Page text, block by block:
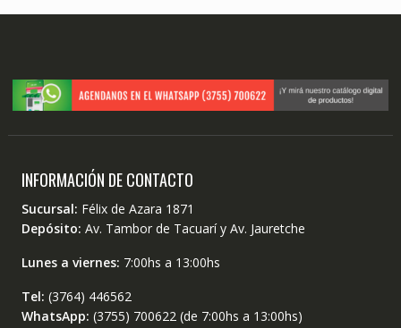
INFORMACIÓN DE CONTACTO
Sucursal: Félix de Azara 1871
Depósito: Av. Tambor de Tacuarí y Av. Jauretche
Lunes a viernes: 7:00hs a 13:00hs
Tel: (3764) 446562
WhatsApp: (3755) 700622 (de 7:00hs a 13:00hs)